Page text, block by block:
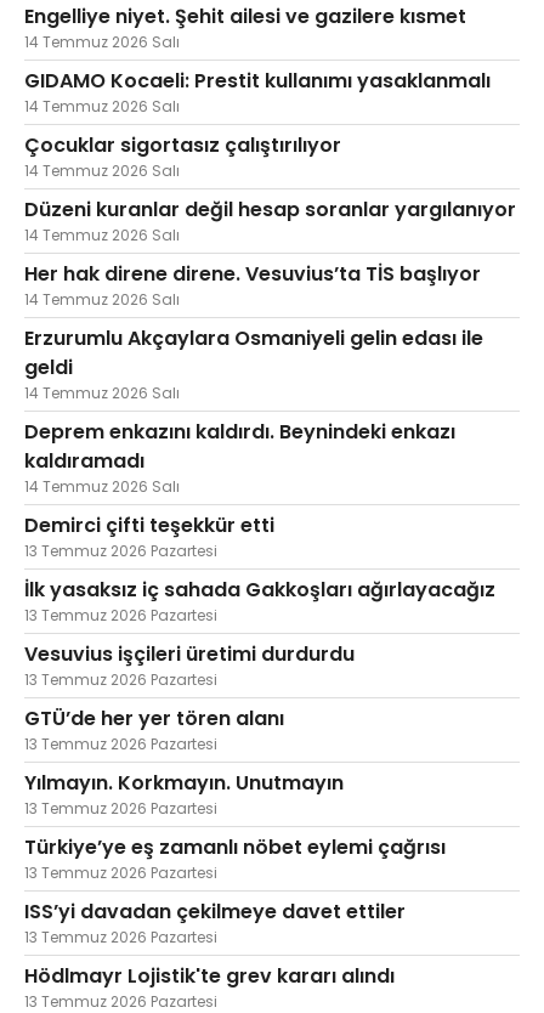
Engelliye niyet. Şehit ailesi ve gazilere kısmet
14 Temmuz 2026 Salı
GIDAMO Kocaeli: Prestit kullanımı yasaklanmalı
14 Temmuz 2026 Salı
Çocuklar sigortasız çalıştırılıyor
14 Temmuz 2026 Salı
Düzeni kuranlar değil hesap soranlar yargılanıyor
14 Temmuz 2026 Salı
Her hak direne direne. Vesuvius’ta TİS başlıyor
14 Temmuz 2026 Salı
Erzurumlu Akçaylara Osmaniyeli gelin edası ile
geldi
14 Temmuz 2026 Salı
Deprem enkazını kaldırdı. Beynindeki enkazı
kaldıramadı
14 Temmuz 2026 Salı
Demirci çifti teşekkür etti
13 Temmuz 2026 Pazartesi
İlk yasaksız iç sahada Gakkoşları ağırlayacağız
13 Temmuz 2026 Pazartesi
Vesuvius işçileri üretimi durdurdu
13 Temmuz 2026 Pazartesi
GTÜ’de her yer tören alanı
13 Temmuz 2026 Pazartesi
Yılmayın. Korkmayın. Unutmayın
13 Temmuz 2026 Pazartesi
Türkiye’ye eş zamanlı nöbet eylemi çağrısı
13 Temmuz 2026 Pazartesi
ISS’yi davadan çekilmeye davet ettiler
13 Temmuz 2026 Pazartesi
Hödlmayr Lojistik'te grev kararı alındı
13 Temmuz 2026 Pazartesi